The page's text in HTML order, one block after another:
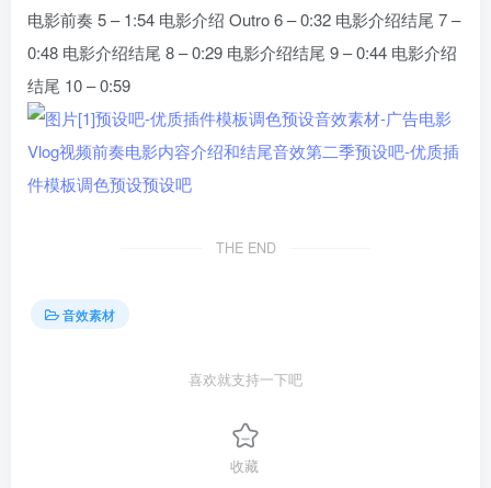
电影前奏 5 – 1:54 电影介绍 Outro 6 – 0:32 电影介绍结尾 7 –
0:48 电影介绍结尾 8 – 0:29 电影介绍结尾 9 – 0:44 电影介绍
结尾 10 – 0:59
THE END
音效素材
喜欢就支持一下吧
收藏